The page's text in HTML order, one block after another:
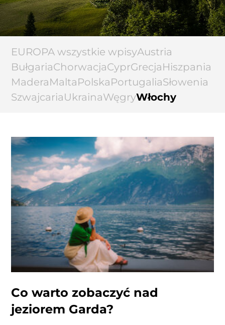
EUROPA wszystkie wpisyAustria
BułgariaChorwacjaCyprGrecjaHiszpania
MaderaMaltaPolskaPortugaliaSłowenia
SzwajcariaUkrainaWęgryWłochy
Co warto zobaczyć nad
jeziorem Garda?